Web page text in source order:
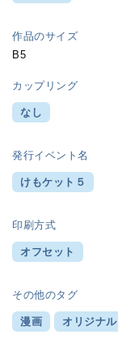
作品のサイズ
B5
カップリング
なし
発行イベント名
けもケット５
印刷方式
オフセット
その他のタグ
漫画 オリジナル